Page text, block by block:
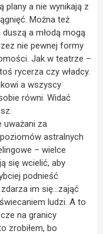
plany a nie wynikają z
Można też
a młodą mogą
nie pewnej formy
Jak w teatrze –
rycerza czy władcy.
a wszyscy
równi. Widać
uważani za
astralnych
– wielce
się wcielić, aby
podnieść
im się…zająć
ludzi. A to
na granicy
zrobiłem, bo